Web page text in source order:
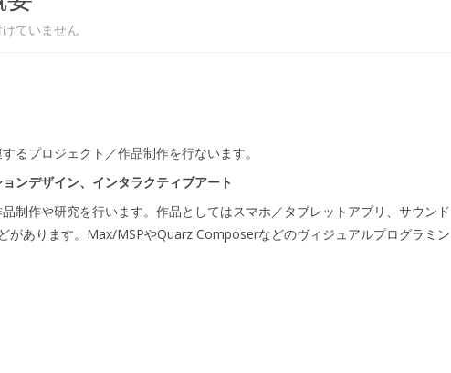
ていません
るプロジェクト／作品制作を行ないます。
ンデザイン、インタラクティブアート
制作や研究を行います。作品としてはスマホ／タブレットアプリ、サウンド
があります。Max/MSPやQuarz Composerなどのヴィジュアルプログラミン